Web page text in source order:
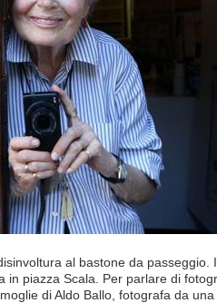
al bastone da passeggio.
in piazza Scala. Per parlare di
di Aldo Ballo, fotografa da